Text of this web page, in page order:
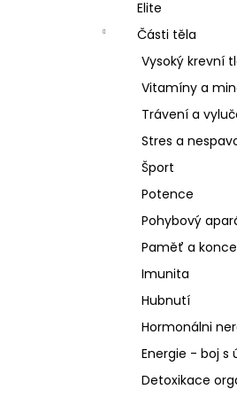
Elite
Části těla
Vysoký krevní
Vitamíny a
Trávení a
Stres a
Šport
Potence
Pohybový
Paměť a
Imunita
Hubnutí
Hormonálni
Energie - boj s
Detoxikace
SCHIZANDRA
329 Kč